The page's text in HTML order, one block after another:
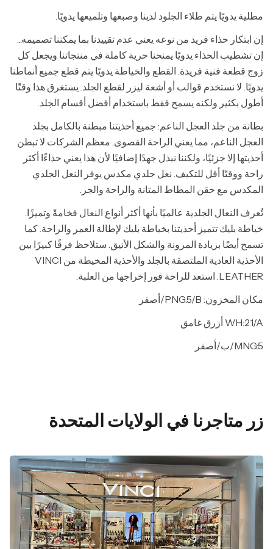
مطلية يدويًا يتم طلاء الجلود لدينا وصبغها وتلميعها يدويًا.
إن ابتكار حذاء فريد من نوعه يعني عدم تقييدنا بما يمكننا تصميمه...
إن تشطيب الحذاء يدويًا يمنحنا حرية كاملة في منتجاتنا ويجعل كل
زوج قطعة فنية فريدة. القطع والخياطة يدويًا يتم قطع جميع أنماطنا
يدويًا. لا نستخدم قوالب أو أشعة ليزر لقطع الجلد. يستغرق هذا وقتًا
أطول بكثير ولكنه يسمح فقط باستخدام أفضل أقسام الجلد.
بطانة من جلد العجل الناعم: جميع أحذيتنا مبطنة بالكامل بجلد
العجل الناعم، مما يعني الراحة القصوى. معظم الشركات لا تبطن
أحذيتها إلا جزئيًا، ولكننا نبذل جهدًا إضافيًا لأن هذا يعني حذاءًا أكثر
راحة ووقتًا أقل للتكيف. نعل جلدي مكدس يوفر النعل الجلدي
المكدس مع حقن المطاط المتانة والراحة والجر.
تُعرف النعال الجلدية عالميًا بأنها أكثر أنواع النعال فخامةً وتميزًا.
خياطة بليك تتميز أحذيتنا بخياطة بليك لإطالة العمر والراحة. كما
تسمح أيضًا بزيادة المرونة والشكل الأنيق. ستلاحظ فرقًا كبيرًا بين
الأحذية العادية الملتصقة بالجلد والأحذية المخيطة من VINCI
LEATHER. استعد للراحة فور إخراجها من العلبة.
مكان المخزون: PNG:5/B/أصفر
WH:21/A أزرق غامق
MNG:5/ب/أصفر
زر متاجرنا في الولايات المتحدة